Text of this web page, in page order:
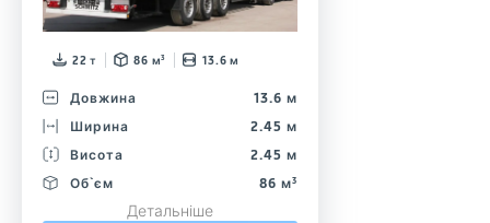
22 т 86 м³ 13.6 м
Довжина
13.6 м
Ширина
2.45 м
Висота
2.45 м
Об`єм
86 м³
Детальніше